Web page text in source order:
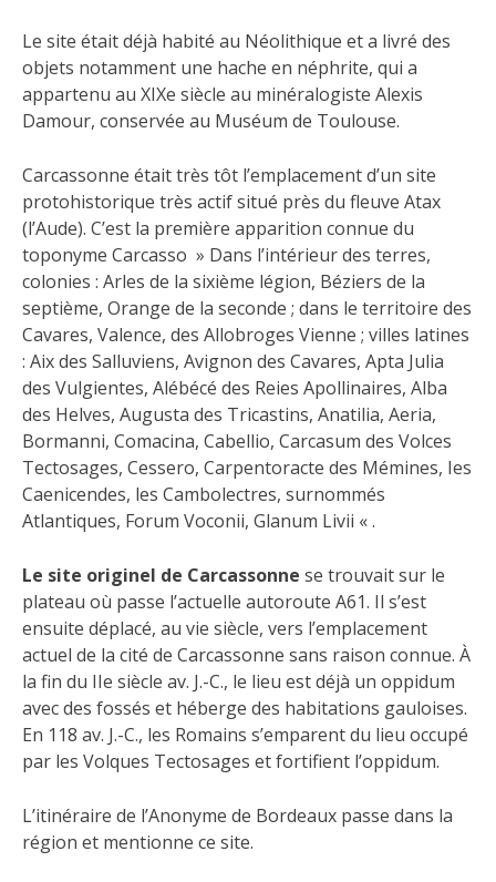
Le site était déjà habité au Néolithique et a livré des
objets notamment une hache en néphrite, qui a
appartenu au XIXe siècle au minéralogiste Alexis
Damour, conservée au Muséum de Toulouse.
Carcassonne était très tôt l’emplacement d’un site
protohistorique très actif situé près du fleuve Atax
(l’Aude). C’est la première apparition connue du
toponyme Carcasso » Dans l’intérieur des terres,
colonies : Arles de la sixième légion, Béziers de la
septième, Orange de la seconde ; dans le territoire des
Cavares, Valence, des Allobroges Vienne ; villes latines
: Aix des Salluviens, Avignon des Cavares, Apta Julia
des Vulgientes, Alébécé des Reies Apollinaires, Alba
des Helves, Augusta des Tricastins, Anatilia, Aeria,
Bormanni, Comacina, Cabellio, Carcasum des Volces
Tectosages, Cessero, Carpentoracte des Mémines, Ies
Caenicendes, les Cambolectres, surnommés
Atlantiques, Forum Voconii, Glanum Livii « .
Le site originel de Carcassonne se trouvait sur le
plateau où passe l’actuelle autoroute A61. Il s’est
ensuite déplacé, au vie siècle, vers l’emplacement
actuel de la cité de Carcassonne sans raison connue. À
la fin du IIe siècle av. J.-C., le lieu est déjà un oppidum
avec des fossés et héberge des habitations gauloises.
En 118 av. J.-C., les Romains s’emparent du lieu occupé
par les Volques Tectosages et fortifient l’oppidum.
L’itinéraire de l’Anonyme de Bordeaux passe dans la
région et mentionne ce site.